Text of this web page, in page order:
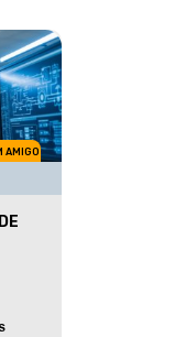
AMIGO